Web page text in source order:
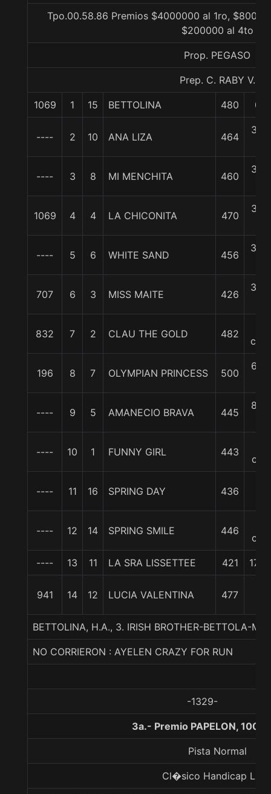
Tpo.00.58.86 Premios $4000000 al 1ro,
$200000 al 4to
Prop. PEGASO
Prep. C. RABY V.
1069 1 15 BETTOLINA 480 0/0
---- 2 10 ANA LIZA 464
3 1/
---- 3 8 MI MENCHITA 460
3 1/
1069 4 4 LA CHICONITA 470
3 1/
---- 5 6 WHITE SAND 456
3 3/
707 6 3 MISS MAITE 426
3 3/
832 7 2 CLAU THE GOLD 482
196 8 7 OLYMPIAN PRINCESS 500
6 1/
---- 9 5 AMANECIO BRAVA 445
8 1/
---- 10 1 FUNNY GIRL 443
---- 11 16 SPRING DAY 436
---- 12 14 SPRING SMILE 446
---- 13 11 LA SRA LISSETTEE 421 17
941 14 12 LUCIA VALENTINA 477
BETTOLINA, H.A., 3. IRISH BROTHER-BETTOLA-
NO CORRIERON : AYELEN CRAZY FOR RUN
-1329-
3a.- Premio PAPELON, 1000
Pista Normal
Cl�sico Handicap